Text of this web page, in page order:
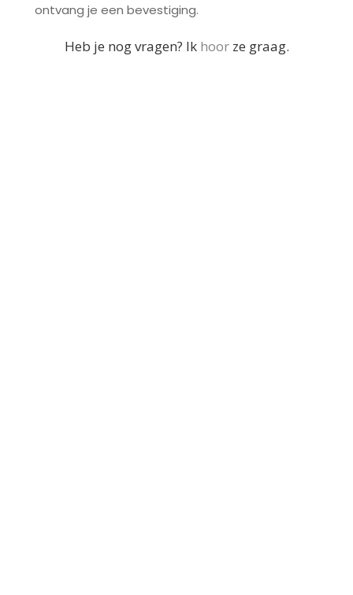
ontvang je een bevestiging.
Heb je nog vragen? Ik hoorze graag.